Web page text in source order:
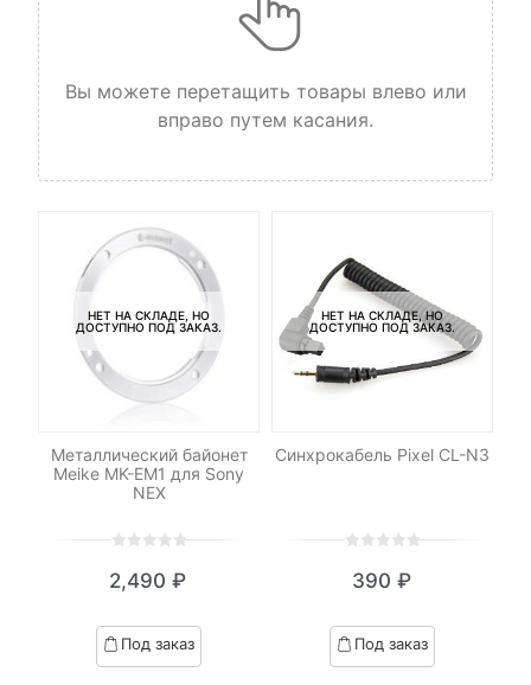
Вы можете перетащить товары влево или
вправо путем касания.
НЕТ НА СКЛАДЕ, НО
ДОСТУПНО ПОД ЗАКАЗ.
Металлический байонет
Meike MK-EM1 для Sony
NEX
out
based
on
2,490 ₽
Под заказ
НЕТ НА СКЛАДЕ, НО
ДОСТУПНО ПОД ЗАКАЗ.
Синхрокабель Pixel CL-N3
out
based
on
390 ₽
Под заказ